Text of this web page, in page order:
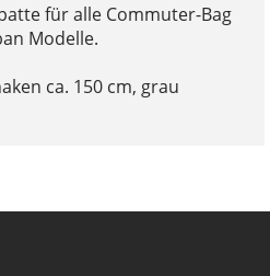
für alle Commuter-Bag
Modelle.
ca. 150 cm, grau